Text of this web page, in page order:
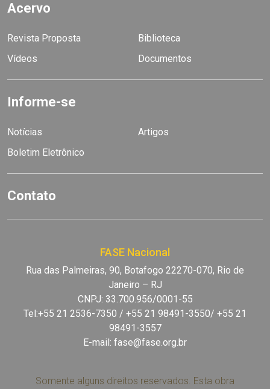
Acervo
Revista Proposta
Biblioteca
Vídeos
Documentos
Informe-se
Notícias
Artigos
Boletim Eletrônico
Contato
FASE Nacional
Rua das Palmeiras, 90, Botafogo 22270-070, Rio de
Janeiro – RJ
CNPJ: 33.700.956/0001-55
Tel:+55 21 2536-7350 / +55 21 98491-3550/ +55 21
98491-3557
E-mail: fase@fase.org.br
Somente alguns direitos reservados. Esta obra